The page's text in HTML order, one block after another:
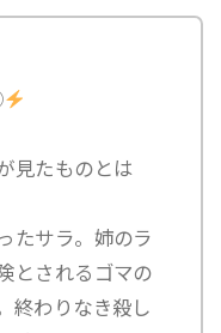
見たものとは
たサラ。姉のラ
とされるゴマの
終わりなき殺し